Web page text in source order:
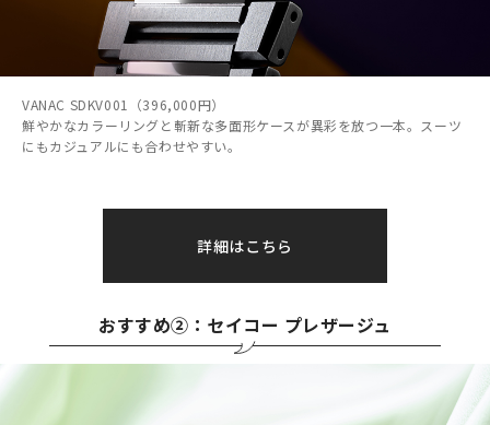
VANAC SDKV001（396,000円）
鮮やかなカラーリングと斬新な多面形ケースが異彩を放つ一本。スーツ
にもカジュアルにも合わせやすい。
詳細はこちら
おすすめ②：セイコー プレザージュ